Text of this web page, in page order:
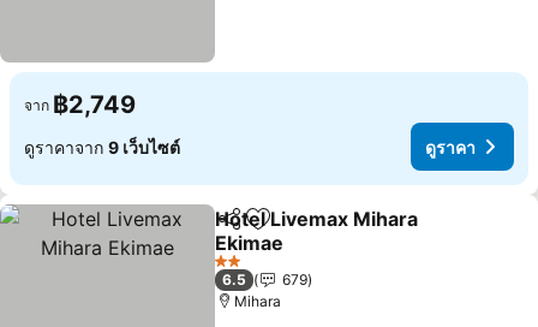
จาก ฿2,749
ดูราคาจาก 9 เว็บไซต์ ดูราคา
แชร์ เพิ่มในรายการโปรด
Hotel Livemax Mihara
Ekimae
ดูราคา
2 ดาว
6.5
679
Mihara